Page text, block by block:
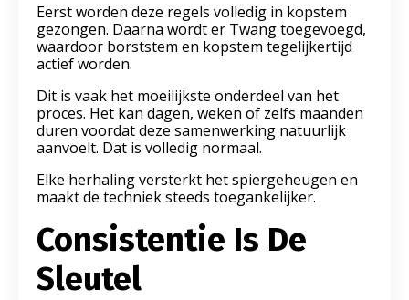
Eerst worden deze regels volledig in kopstem
gezongen. Daarna wordt er Twang toegevoegd,
waardoor borststem en kopstem tegelijkertijd
actief worden.
Dit is vaak het moeilijkste onderdeel van het
proces. Het kan dagen, weken of zelfs maanden
duren voordat deze samenwerking natuurlijk
aanvoelt. Dat is volledig normaal.
Elke herhaling versterkt het spiergeheugen en
maakt de techniek steeds toegankelijker.
Consistentie Is De
Sleutel